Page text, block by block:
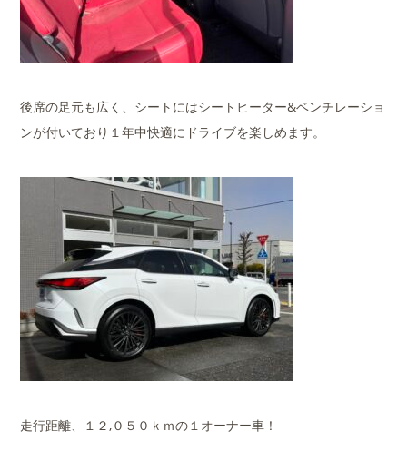
後席の足元も広く、シートにはシートヒーター&ベンチレーショ
ンが付いており１年中快適にドライブを楽しめます。
走行距離、１２,０５０ｋｍの１オーナー車！